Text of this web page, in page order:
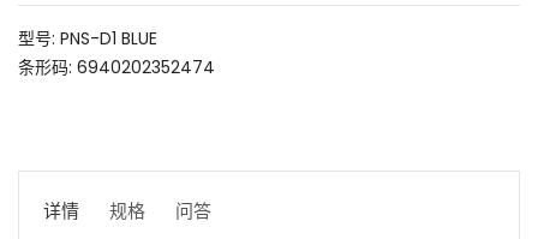
型号: PNS-D1 BLUE
条形码: 6940202352474
详情 规格 问答